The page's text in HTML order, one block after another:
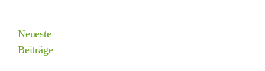
Neueste
Beiträge